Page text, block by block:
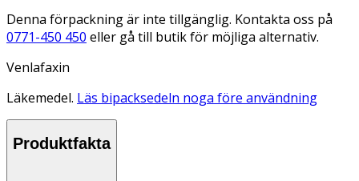
Denna förpackning är inte tillgänglig. Kontakta oss på
0771-450 450 eller gå till butik för möjliga alternativ.
Venlafaxin
Läkemedel. Läs bipacksedeln noga före användning
Produktfakta